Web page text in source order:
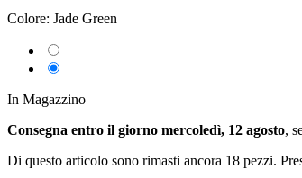
Colore: Jade Green
In Magazzino
Consegna entro il giorno mercoledì, 12 agosto,
Di questo articolo sono rimasti ancora 18 pezzi.